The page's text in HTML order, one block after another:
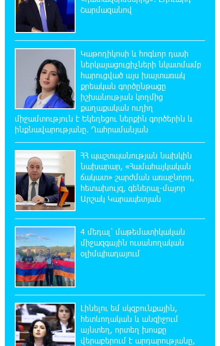
Ընդդիմությունը պետք է իր շուրջը
համախմբի արտախորհրդարանական բոլոր
ուժերին. Արեգ Սավգուլյան
14:34:52 6-08-2026
Կաթողիկոսի և հոգևոր դասի
ներկայացուցիչների նկատմամբ
հարուցված այս խայտառակ քրեական գործընթացը
իշխանության կողմից քաղաքական ուղիղ միջամտություն
է Եկեղեցու ներքին գործերին և ինքնավարությանը.
Ղահրամանյան
13:10:59 6-08-2026
9-րդ գումարման Ազգային ժողովում այս
պահին ընթանում է Արամ Վարդևանյանի՝
ԱԺ նախագահի տեղակալի ընտրությունը
12:54:29 6-08-2026
Առանց հանքարդյունաբերության
Վարդան Ջհանյան
12:44:19 6-08-2026
Ավետիք Չալաբյանին կալանավորել են
անօրինական հիմքերով. Անահիտ Ադամյան
12:16:02 6-08-2026
Ժողովո՛ւրդ, Սամվել Կարապետյանի,
սրբազանների կալանքը ապօրինի է եղել.
Արամ Վարդևանյան
Շարմազանով
Կաթողիկոսի և հոգևոր դասի
ներկայացուցիչների նկատմամբ
հարուցված այս խայտառակ
քրեական գործընթացը
իշխանության կողմից
քաղաքական ուղիղ
միջամտություն է Եկեղեցու ներքին գործերին և
ինքնավարությանը. Ղահրամանյան
ՀՀ պաշտպանության նախկին
նախարար, «Համահայկական
ճակատ» շարժման առաջնորդ,
հետախույզ, գեներալ-մայոր
Արշակ Կարապետյան
4 մեդալ՝ մաթեմատիկական
միջազգային ուսանողական
օլիմպիադայում
Լինելու եմ սկզբունքային,
հետևողական և անզիջում
այնտեղ, որտեղ խոսքը
վերաբերում է արդարությանը,